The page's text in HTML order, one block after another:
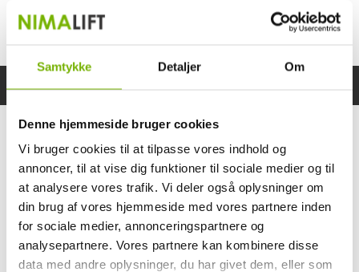
Samtykke Detaljer Om
Denne hjemmeside bruger cookies
Vi bruger cookies til at tilpasse vores indhold og
annoncer, til at vise dig funktioner til sociale medier og til
at analysere vores trafik. Vi deler også oplysninger om
din brug af vores hjemmeside med vores partnere inden
for sociale medier, annonceringspartnere og
analysepartnere. Vores partnere kan kombinere disse
data med andre oplysninger, du har givet dem, eller som
Specifikationer